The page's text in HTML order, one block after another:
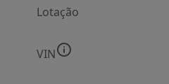
Lotação
VIN